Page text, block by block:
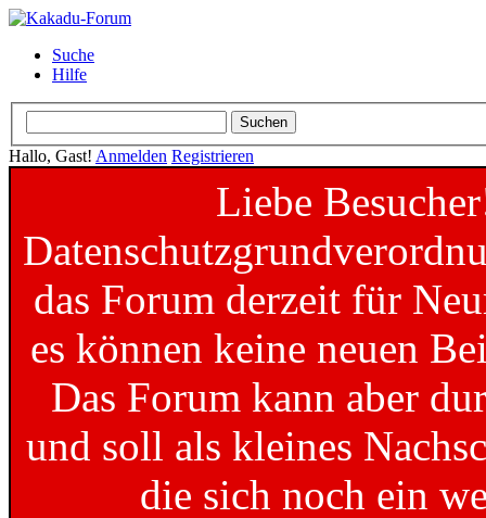
Suche
Hilfe
Hallo, Gast! Anmelden Registrieren
Liebe
das Forum derzeit für
es können keine neuen
Das Forum kann aber
und soll als kleines
die sich noch ein